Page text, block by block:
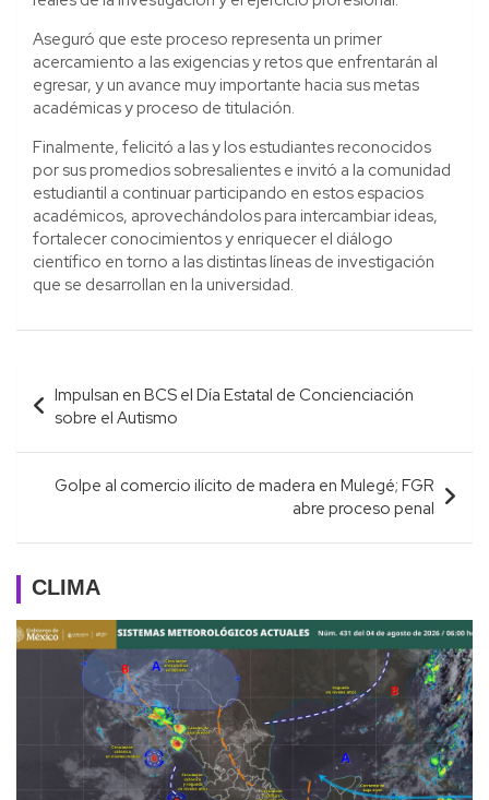
Aseguró que este proceso representa un primer
acercamiento a las exigencias y retos que enfrentarán al
egresar, y un avance muy importante hacia sus metas
académicas y proceso de titulación.
Finalmente, felicitó a las y los estudiantes reconocidos
por sus promedios sobresalientes e invitó a la comunidad
estudiantil a continuar participando en estos espacios
académicos, aprovechándolos para intercambiar ideas,
fortalecer conocimientos y enriquecer el diálogo
científico en torno a las distintas líneas de investigación
que se desarrollan en la universidad.
Navegación
de
entradas
Impulsan en BCS el Día Estatal de Concienciación
sobre el Autismo
Golpe al comercio ilícito de madera en Mulegé; FGR
abre proceso penal
CLIMA